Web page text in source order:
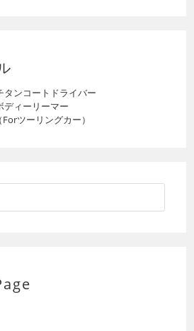
タンコートドライバー
ディーリーマー
ツーリングカー）